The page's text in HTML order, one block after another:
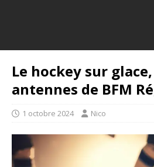
Le hockey sur
antennes de BFM
1 octobre 2024 Nico